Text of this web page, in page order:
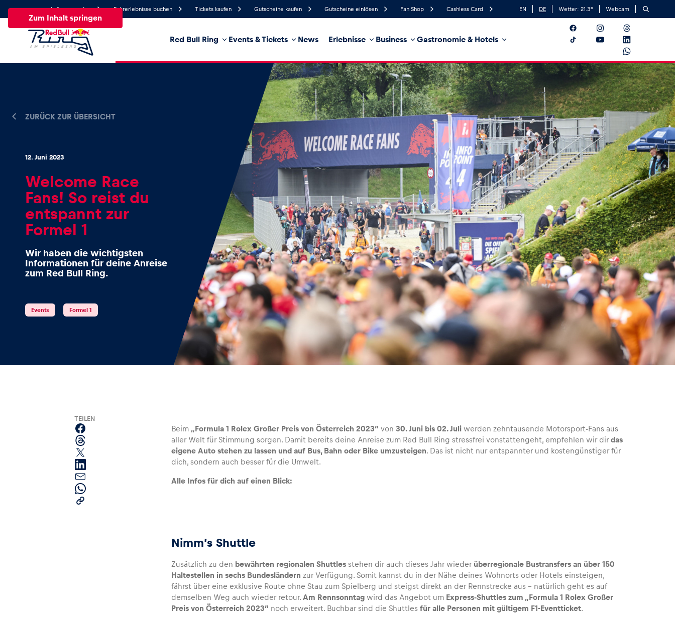
Zum Inhalt springen
Anfrage senden Fahrerlebnisse buchen Tickets kaufen Gutscheine kaufen Gutscheine einlösen Fan Shop Cashless Card EN DE Wetter: 21.3° Webcam
Red Bull Ring Events & Tickets News Erlebnisse Business Gastronomie & Hotels
21.3°
Regenwahrscheinlichkeit
West Windrichtung
Business Glossar
News
Alle anzeigen
Events
Alle anzeigen
Erlebnisse
ZURÜCK ZUR ÜBERSICHT
12. Juni 2023
Welcome Race
Fans! So reist du
entspannt zur
Formel 1
Wir haben die wichtigsten
Informationen für deine Anreise
zum Red Bull Ring.
Events Formel 1
TEILEN
Beim „Formula 1 Rolex Großer Preis von Österreich 2023“ von30. Juni bis 02. Juli werden zehntausende Motorsport-Fans aus
aller Welt für Stimmung sorgen. Damit bereits deine Anreise zum Red Bull Ring stressfrei vonstattengeht, empfehlen wir dirdas
eigene Auto stehen zu lassen und auf Bus, Bahn oder Bike umzusteigen. Das ist nicht nur entspannter und kostengünstiger für
dich, sondern auch besser für die Umwelt.
Alle Infos für dich auf einen Blick:
Nimm’s Shuttle
Zusätzlich zu den bewährten regionalen Shuttles stehen dir auch dieses Jahr wieder überregionale Bustransfers an über 150
Haltestellen in sechs Bundesländern zur Verfügung. Somit kannst du in der Nähe deines Wohnorts oder Hotels einsteigen,
fährst über eine exklusive Route ohne Stau zum Spielberg und steigst direkt an der Rennstrecke aus – natürlich geht es auf
demselben Weg auch wieder retour.Am Rennsonntag wird das Angebot um Express-Shuttles zum „Formula 1 Rolex Großer
Preis von Österreich 2023“ noch erweitert. Buchbar sind die Shuttlesfür alle Personen mit gültigem F1-Eventticket.